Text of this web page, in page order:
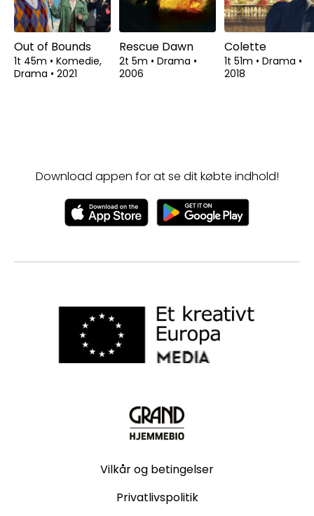
Out of Bounds
1t 45m • Komedie,
Drama • 2021
Rescue Dawn
2t 5m • Drama •
2006
Colette
1t 51m • Drama •
2018
Download appen for at se dit købte indhold!
Vilkår og betingelser
Privatlivspolitik